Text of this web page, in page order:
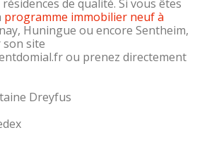
de qualité. Si vous êtes
programme immobilier neuf à
Huningue ou encore Sentheim,
site
ou prenez directement
Dreyfus